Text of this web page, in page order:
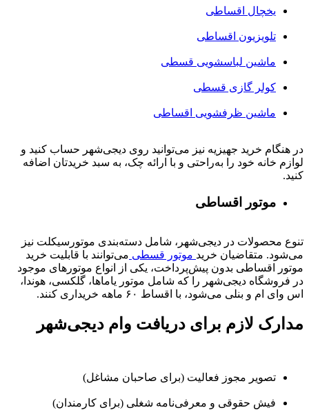
یخچال اقساطی
تلویزیون اقساطی
ماشین لباسشویی قسطی
کولر گازی قسطی
ماشین ظرفشویی اقساطی
در هنگام خرید جهیزیه نیز می‌توانید روی دیجی‌شهر حساب کنید و
لوازم خانه خود را به‌راحتی و با ارائه چک، به سبد خریدتان اضافه
کنید.
موتور اقساطی
تنوع محصولات در دیجی‌شهر، شامل دسته‌بندی موتورسیکلت نیز
می‌شود. متقاضیان خرید موتور قسطی می‌توانند با قابلیت خرید
موتور اقساطی بدون پیش‌پرداخت، یکی از انواع موتورهای موجود
در فروشگاه دیجی‌شهر را که شامل موتور یاماها، گلکسی، هوندا،
اس وای ام و بنلی می‌شود، با اقساط ۶۰ ماهه خریداری کنند.
مدارک لازم برای دریافت وام دیجی‌شهر
تصویر مجوز فعالیت (برای صاحبان مشاغل)
فیش حقوقی و معرفی‌نامه شغلی (برای کارمندان)